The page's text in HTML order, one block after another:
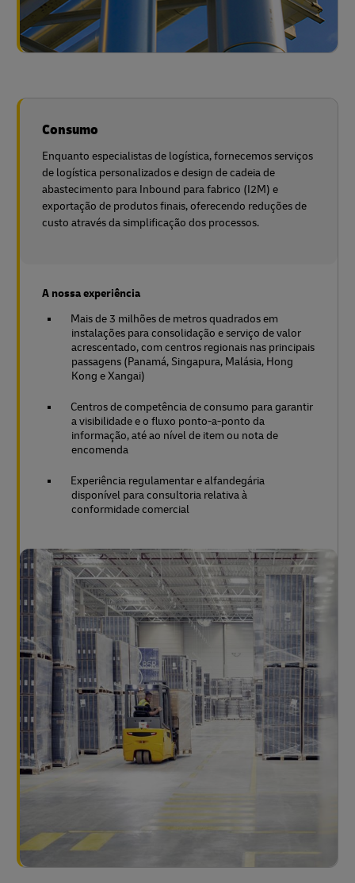
Consumo
Enquanto especialistas de logística, fornecemos serviços
de logística personalizados e design de cadeia de
abastecimento para Inbound para fabrico (I2M) e
exportação de produtos finais, oferecendo reduções de
custo através da simplificação dos processos.
A nossa experiência
Mais de 3 milhões de metros quadrados em
instalações para consolidação e serviço de valor
acrescentado, com centros regionais nas principais
passagens (Panamá, Singapura, Malásia, Hong
Kong e Xangai)
Centros de competência de consumo para garantir
a visibilidade e o fluxo ponto-a-ponto da
informação, até ao nível de item ou nota de
encomenda
Experiência regulamentar e alfandegária
disponível para consultoria relativa à
conformidade comercial